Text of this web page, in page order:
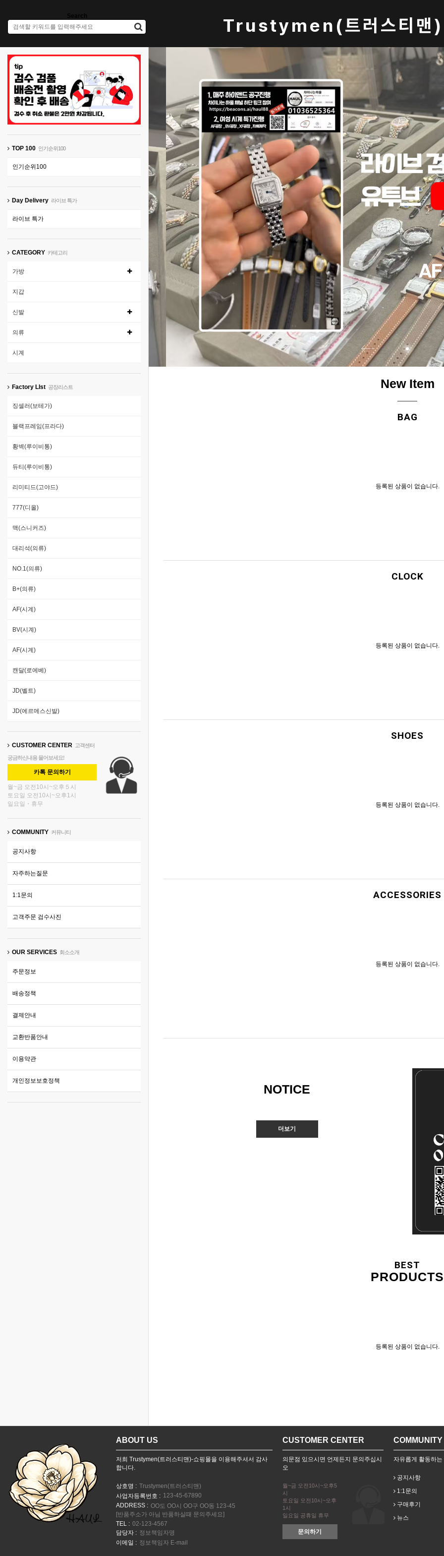
Search Trustymen(트러스티맨)
TOP 100 인기순위100
인기순위100
Day Delivery 라이브 특가
라이브 특가
CATEGORY 카테고리
가방
지갑
신발
의류
시계
Factory LIst 공장리스트
징셀러(보테가)
블랙프레임(프라다)
황벽(루이비통)
듀티(루이비통)
리미티드(고야드)
777(디올)
맥(스니커즈)
대리석(의류)
NO.1(의류)
B+(의류)
AF(시계)
BV(시계)
AF(시계)
캔달(로에베)
JD(벨트)
JD(에르메스신발)
CUSTOMER CENTER 고객센터
궁금하신내용 물어보세요!
카톡 문의하기
월~금 오전10시~오후５시
토요일 오전10시~오후1시
일요일・휴무
COMMUNITY 커뮤니티
공지사항
자주하는질문
1:1문의
고객주문 검수사진
OUR SERVICES 회소소개
주문정보
배송정책
결제안내
교환반품안내
이용약관
개인정보보호정책
New Item
BAG
등록된 상품이 없습니다.
CLOCK
등록된 상품이 없습니다.
SHOES
등록된 상품이 없습니다.
ACCESSORIES
등록된 상품이 없습니다.
NOTICE
더보기
BEST
PRODUCTS
등록된 상품이 없습니다.
ABOUT US
저희 Trustymen(트러스티맨)-쇼핑몰을 이용해주셔서 감사
합니다.
상호명 : Trustymen(트러스티맨)
사업자등록번호 : 123-45-67890
ADDRESS : OO도 OO시 OO구 OO동 123-45
[반품주소가 아님 반품하실때 문의주세요]
TEL : 02-123-4567
담당자 : 정보책임자명
이메일 : 정보책임자 E-mail
CUSTOMER CENTER
의문점 있으시면 언제든지 문의주십시
오
월~금 오전10시~오후5
시
토요일 오전10시~오후
1시
일요일 공휴일 휴무
문의하기
COMMUNITY
자유롭게 활동하
공지사항
1:1문의
구매후기
뉴스